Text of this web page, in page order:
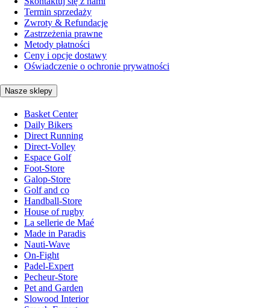
Termin sprzedaży
Zwroty & Refundacje
Zastrzeżenia prawne
Metody płatności
Ceny i opcje dostawy
Oświadczenie o ochronie prywatności
Nasze sklepy
Basket Center
Daily Bikers
Direct Running
Direct-Volley
Espace Golf
Foot-Store
Galop-Store
Golf and co
Handball-Store
House of rugby
La sellerie de Maé
Made in Paradis
Nauti-Wave
On-Fight
Padel-Expert
Pecheur-Store
Pet and Garden
Slowood Interior